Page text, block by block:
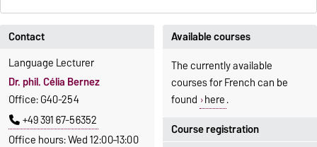
Course registration
Available courses
The currently available
courses for French can be
found here.
Contact
Language Lecturer
Dr. phil. Célia Bernez
Office: G40-254
+49 391 67-56352
Office hours: Wed 12:00–13:00